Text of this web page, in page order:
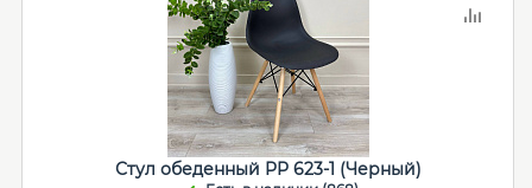
Стул обеденный PP 623-1 (Черный)